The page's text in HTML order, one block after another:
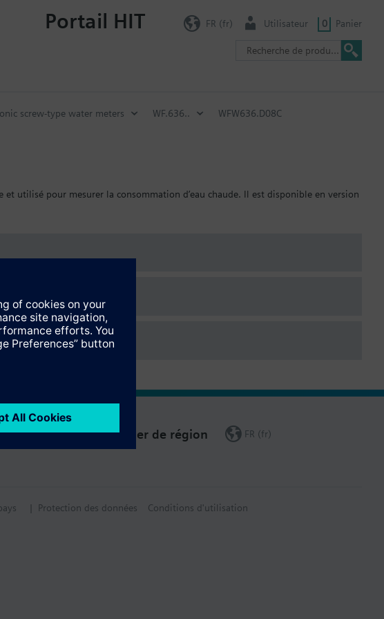
Portail HIT FR (fr) Utilisateur 0 Panier
screw-type water meters WF.636.. WFW636.D08C
utilisé pour mesurer la consommation d’eau chaude. Il est disponible en version
Changer de région FR (fr)
| Protection des données Conditions d'utilisation